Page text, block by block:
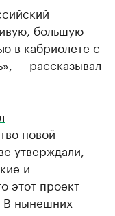
большую
в кабриолете с
— рассказывал
новой
утверждали,
и
этот проект
В нынешних